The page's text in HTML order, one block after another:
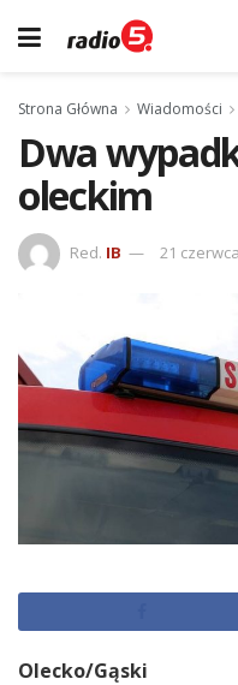
Strona Główna Wiadomości
Dwa
oleckim
Red. IB 21
Olecko/Gąski